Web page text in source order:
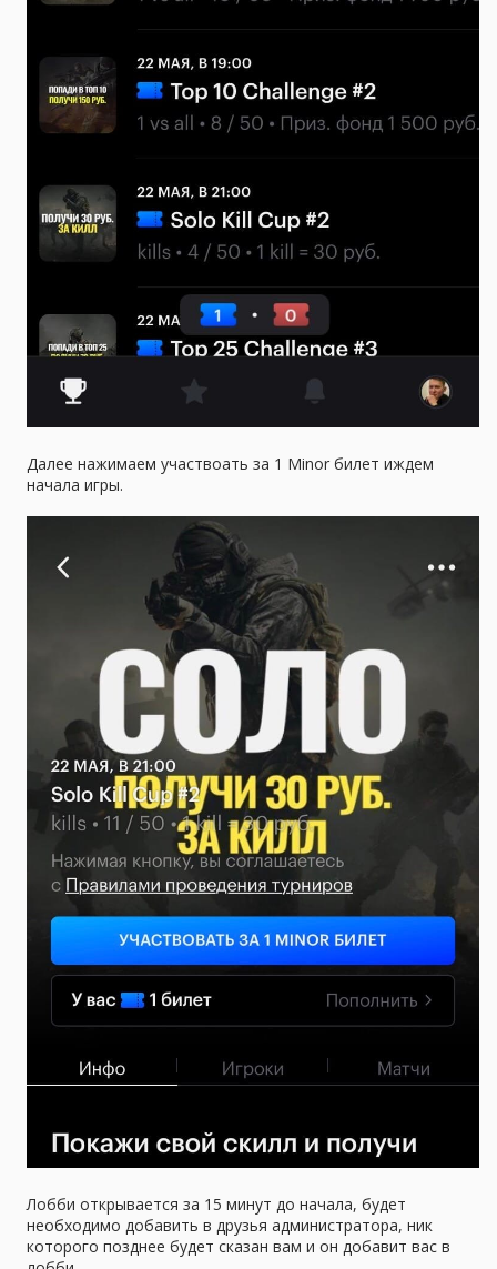
Далее нажимаем участвоать за 1 Minor билет иждем
начала игры.
Лобби открывается за 15 минут до начала, будет
необходимо добавить в друзья администратора, ник
которого позднее будет сказан вам и он добавит вас в